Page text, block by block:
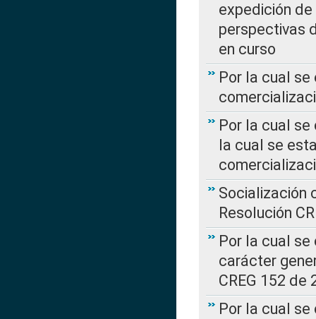
expedición de
perspectivas
en curso
Por la cual
Por la cual se
la cual se
Socialización
Resolución
Por la cual
carácter
CREG 152 de
Por la cual